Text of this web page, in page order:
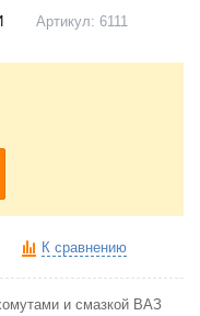
Артикул: 6111
К сравнению
и смазкой ВАЗ